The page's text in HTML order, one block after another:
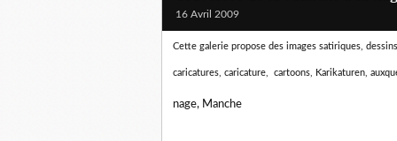
16 Avril 2009
Cette galerie propose des images satiriques,
caricatures, caricature, cartoons, Karikaturen,
nage, Manche